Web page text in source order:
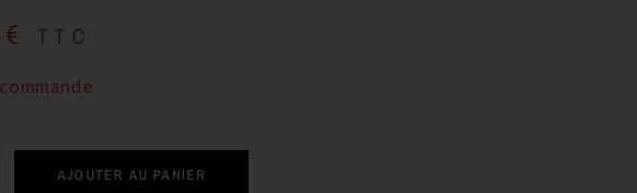
€ TTC
AJOUTER AU PANIER